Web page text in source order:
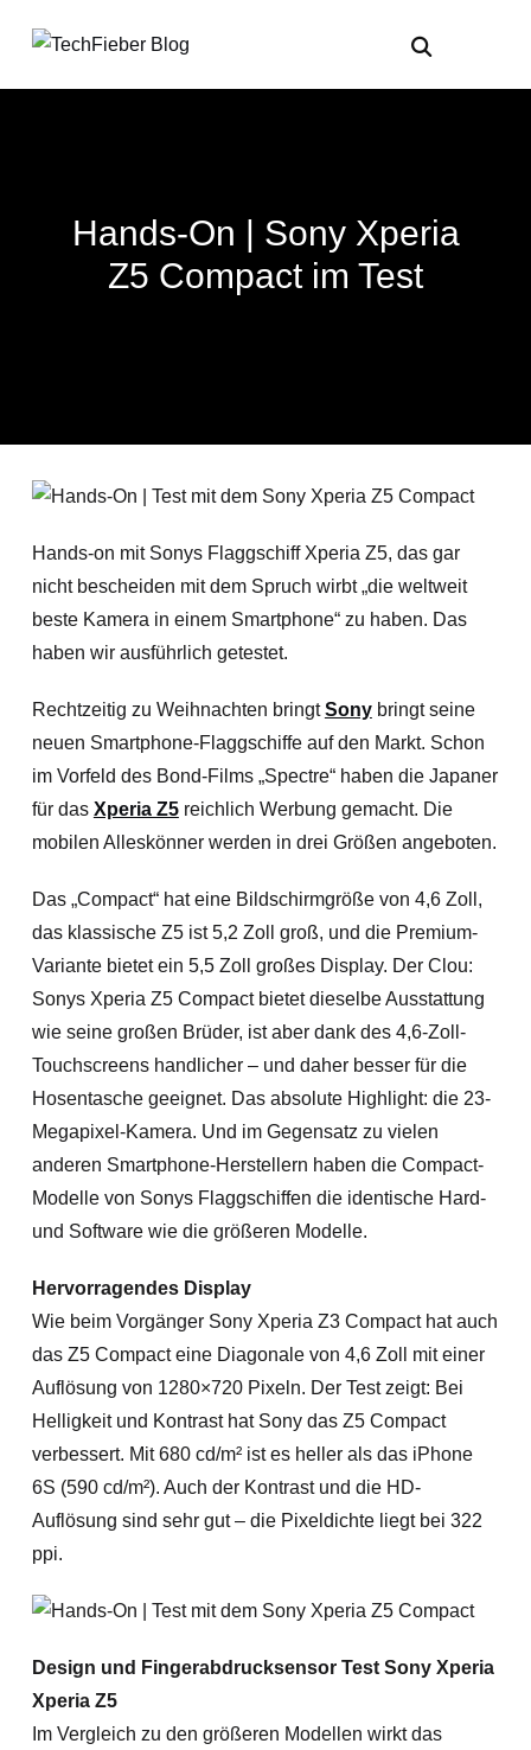
Hands-On | Sony Xperia
Z5 Compact im Test
Hands-on mit Sonys Flaggschiff Xperia Z5, das gar
nicht bescheiden mit dem Spruch wirbt „die weltweit
beste Kamera in einem Smartphone“ zu haben. Das
haben wir ausführlich getestet.
Rechtzeitig zu Weihnachten bringtSonybringt seine
neuen Smartphone-Flaggschiffe auf den Markt. Schon
im Vorfeld des Bond-Films „Spectre“ haben die Japaner
für das Xperia Z5reichlich Werbung gemacht. Die
mobilen Alleskönner werden in drei Größen angeboten.
Das „Compact“ hat eine Bildschirmgröße von 4,6 Zoll,
das klassische Z5 ist 5,2 Zoll groß, und die Premium-
Variante bietet ein 5,5 Zoll großes Display. Der Clou:
Sonys Xperia Z5 Compact bietet dieselbe Ausstattung
wie seine großen Brüder, ist aber dank des 4,6-Zoll-
Touchscreens handlicher – und daher besser für die
Hosentasche geeignet. Das absolute Highlight: die 23-
Megapixel-Kamera. Und im Gegensatz zu vielen
anderen Smartphone-Herstellern haben die Compact-
Modelle von Sonys Flaggschiffen die identische Hard-
und Software wie die größeren Modelle.
Hervorragendes Display
Wie beim Vorgänger Sony Xperia Z3 Compact hat auch
das Z5 Compact eine Diagonale von 4,6 Zoll mit einer
Auflösung von 1280×720 Pixeln. Der Test zeigt: Bei
Helligkeit und Kontrast hat Sony das Z5 Compact
verbessert. Mit 680 cd/m² ist es heller als das iPhone
6S (590 cd/m²). Auch der Kontrast und die HD-
Auflösung sind sehr gut – die Pixeldichte liegt bei 322
ppi.
Design und Fingerabdrucksensor Test Sony Xperia
Xperia Z5
Im Vergleich zu den größeren Modellen wirkt das